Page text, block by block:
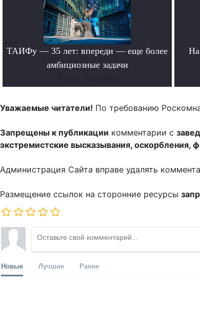
ТАИФу — 35 лет: впереди — еще более
амбициозные задачи
Уважаемые читатели! По требованию
Запрещены к публикации комментарии с
экстремистские высказывания, оскорбления,
Администрация Сайта вправе удалять
Размещение ссылок на сторонние ресурсы
Новые Лучшие Ранее